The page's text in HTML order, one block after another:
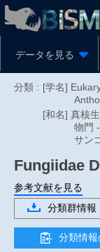
データを見る
分類 : [学名]
[和名] 真核
物門
サン
Fungiidae
参考文献を見る
分類群情報
分類情